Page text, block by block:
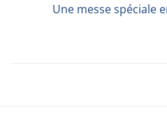
Une messe spéciale